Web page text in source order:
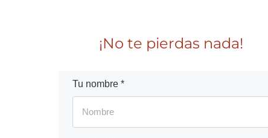
¡No te pierdas nada!
Tu nombre *